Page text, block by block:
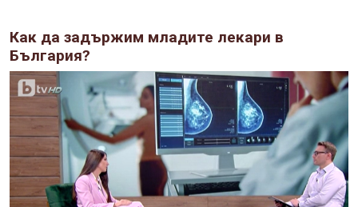
Как да задържим младите лекари в
България?